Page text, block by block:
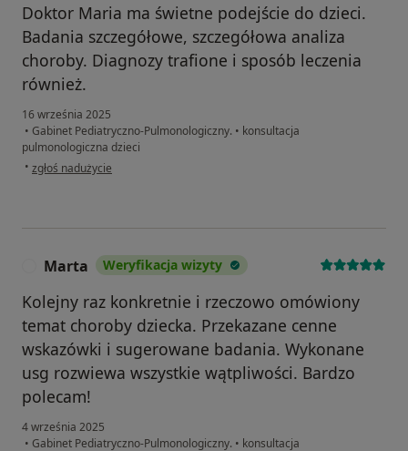
Doktor Maria ma świetne podejście do dzieci.
Badania szczegółowe, szczegółowa analiza
choroby. Diagnozy trafione i sposób leczenia
również.
16 września 2025
• Gabinet Pediatryczno-Pulmonologiczny. • konsultacja
pulmonologiczna dzieci
• w opinii użytkownika Małgosia
zgłoś nadużycie
Marta Weryfikacja wizyty
Kolejny raz konkretnie i rzeczowo omówiony
temat choroby dziecka. Przekazane cenne
wskazówki i sugerowane badania. Wykonane
usg rozwiewa wszystkie wątpliwości. Bardzo
polecam!
4 września 2025
• Gabinet Pediatryczno-Pulmonologiczny. • konsultacja